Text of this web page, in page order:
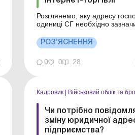
Розглянемо, яку адресу
одиниці СГ необхідно
здійсненні торгівлі через
відсутності окремого об’єкта
(приміщення), якщо
здійснюються за
РОЗ’ЯСНЕННЯ
0 0 28
Кадровик Військовий облік та
Чи потрібно
зміну юридичної
підприємства?